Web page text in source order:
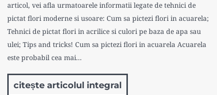
articol, vei afla urmatoarele informatii legate de tehnici de
pictat flori moderne si usoare: Cum sa pictezi flori in acuarela;
Tehnici de pictat flori in acrilice si culori pe baza de apa sau
ulei; Tips and tricks! Cum sa pictezi flori in acuarela Acuarela
este probabil cea mai...
citește articolul integral